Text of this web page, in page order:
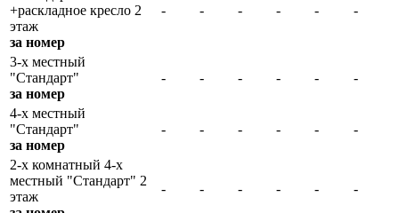
+раскладное кресло 2
этаж
за номер
- - - - - -
3-х местный
"Стандарт"
за номер
- - - - - -
4-х местный
"Стандарт"
за номер
- - - - - -
2-х комнатный 4-х
местный "Стандарт" 2
этаж
- - - - - -